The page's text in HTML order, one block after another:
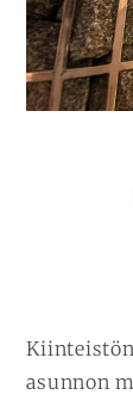
asunnon